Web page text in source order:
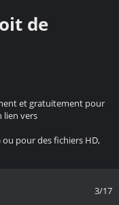
de
et gratuitement pour
lien vers
pour des fichiers HD,
3/17